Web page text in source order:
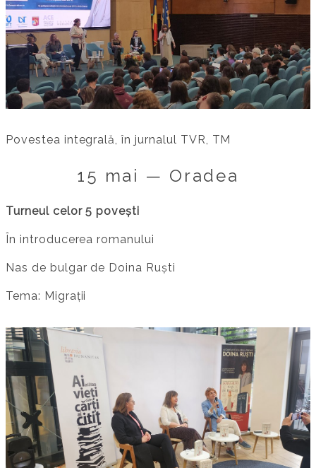
Povestea integrală, în jurnalul TVR, TM
15 mai — Oradea
Turneul celor 5 povești
În introducerea romanului
Nas de bulgar de Doina Ruști
Tema: Migrații